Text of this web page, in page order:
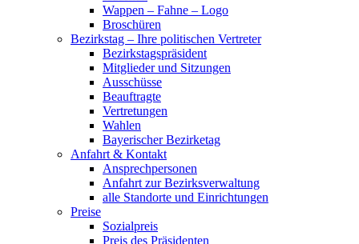
Wappen – Fahne – Logo
Broschüren
Bezirkstag – Ihre politischen Vertreter
Bezirkstagspräsident
Mitglieder und Sitzungen
Ausschüsse
Beauftragte
Vertretungen
Wahlen
Bayerischer Bezirketag
Anfahrt & Kontakt
Ansprechpersonen
Anfahrt zur Bezirksverwaltung
alle Standorte und Einrichtungen
Preise
Sozialpreis
Preis des Präsidenten